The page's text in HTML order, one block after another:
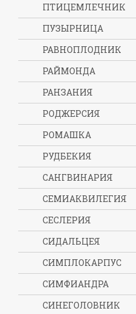
ПТИЦЕМЛЕЧНИК
ПУЗЫРНИЦА
РАВНОПЛОДНИК
РАЙМОНДА
РАНЗАНИЯ
РОДЖЕРСИЯ
РОМАШКА
РУДБЕКИЯ
САНГВИНАРИЯ
СЕМИАКВИЛЕГИЯ
СЕСЛЕРИЯ
СИДАЛЬЦЕЯ
СИМПЛОКАРПУС
СИМФИАНДРА
СИНЕГОЛОВНИК